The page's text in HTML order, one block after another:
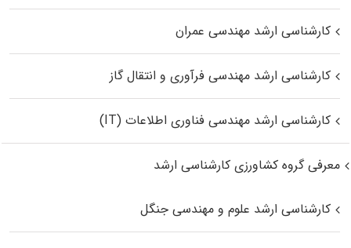
کارشناسی ارشد مهندسی عمران
کارشناسی ارشد مهندسی فرآوری و انتقال گاز
کارشناسی ارشد مهندسی فناوری اطلاعات (IT)
معرفی گروه کشاورزی کارشناسی ارشد
کارشناسی ارشد علوم و مهندسی جنگل